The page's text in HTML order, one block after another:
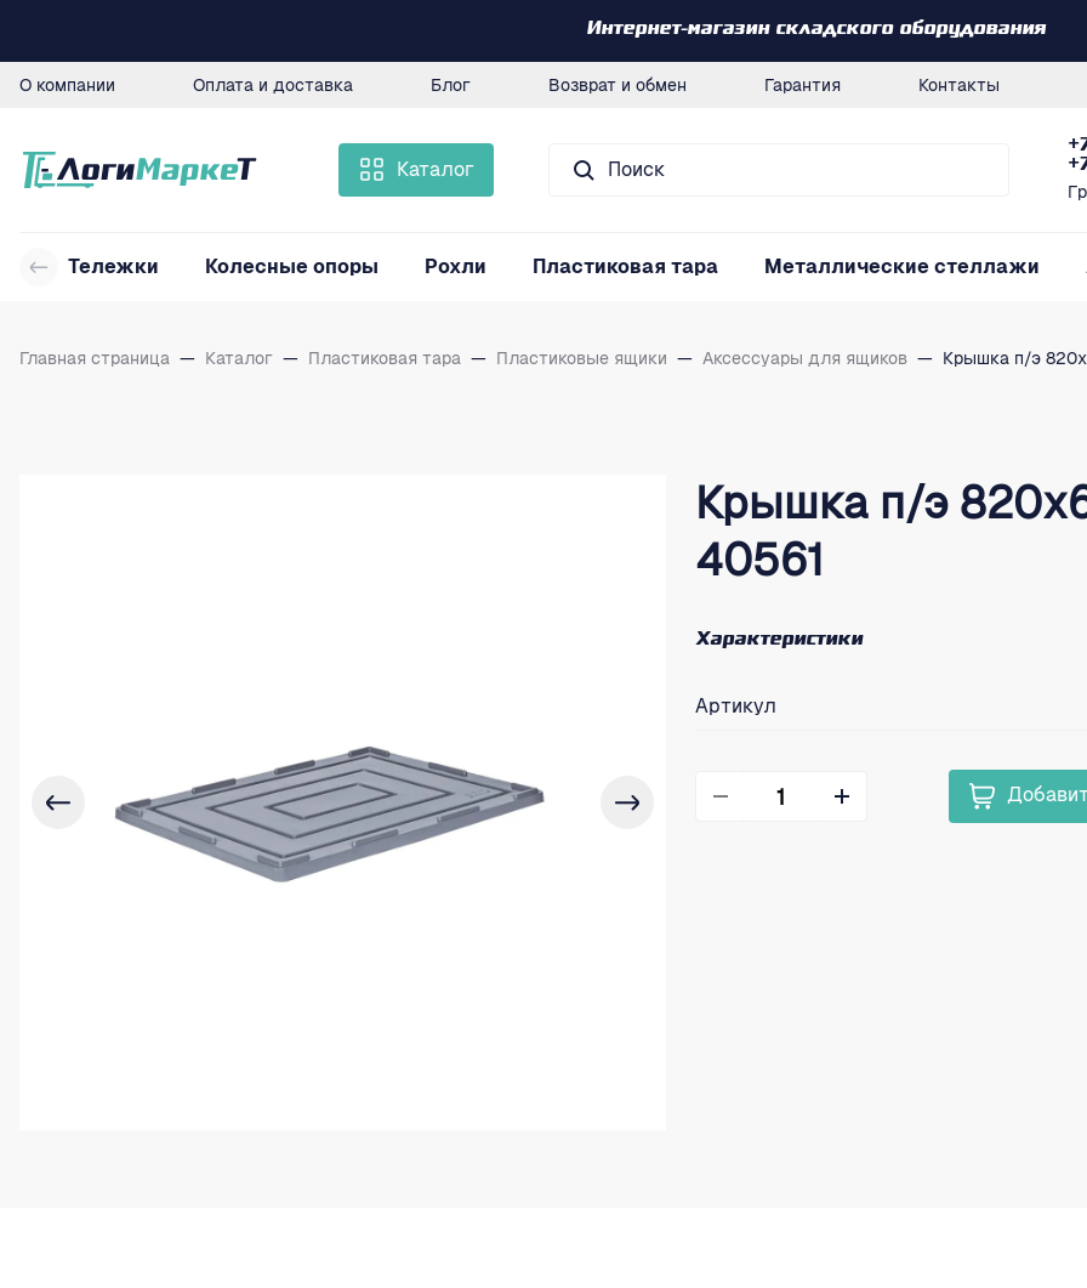
Интернет-магазин складского оборудования
О компании Оплата и доставка Блог Возврат и обмен Гарантия Контакты
Каталог
Тележки Колесные опоры Рохли Пластиковая тара Металлические стеллажи
Главная страница — Каталог — Пластиковая тара — Пластиковые ящики — Аксессуары для ящиков — Крышка п/э
Крышка п/э
40561
Характеристики
Артикул